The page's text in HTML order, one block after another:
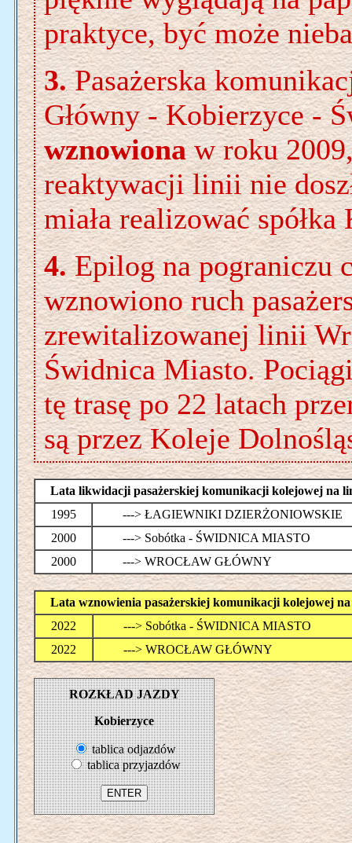
praktyce, być może
3.Pasażerska
Główny - Kobierzyce -
wznowionaw roku
reaktywacji linii nie
miała realizować
4.Epilog na pograniczu
wznowiono ruch
zrewitalizowanej linii
Świdnica Miasto.
tę trasę po 22 latach
są przez Koleje
Lata likwidacji pasażerskiej komunikacji kolejowej na
1995
---> ŁAGIEWNIKI DZIERŻONIOWSKIE
2000
---> Sobótka - ŚWIDNICA MIASTO
2000
---> WROCŁAW GŁÓWNY
Lata wznowienia pasażerskiej komunikacji kolejowej
2022
---> Sobótka - ŚWIDNICA MIASTO
2022
---> WROCŁAW GŁÓWNY
ROZKŁAD JAZDY
Kobierzyce
tablica odjazdów
tablica przyjazdów